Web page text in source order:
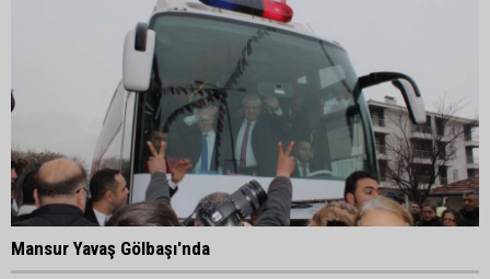
Mansur Yavaş Gölbaşı'nda